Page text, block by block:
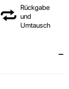
Rückgabe
und
Umtausch